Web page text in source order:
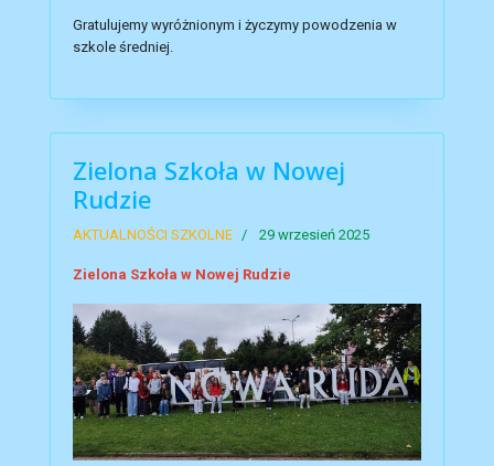
Gratulujemy wyróżnionym i życzymy powodzenia w
szkole średniej.
Zielona Szkoła w Nowej
Rudzie
AKTUALNOŚCI SZKOLNE 29 wrzesień 2025
Zielona Szkoła w Nowej Rudzie